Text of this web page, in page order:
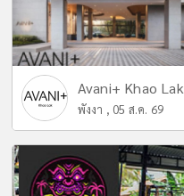
Avani+ Khao Lak
พังงา , 05 ส.ค. 69